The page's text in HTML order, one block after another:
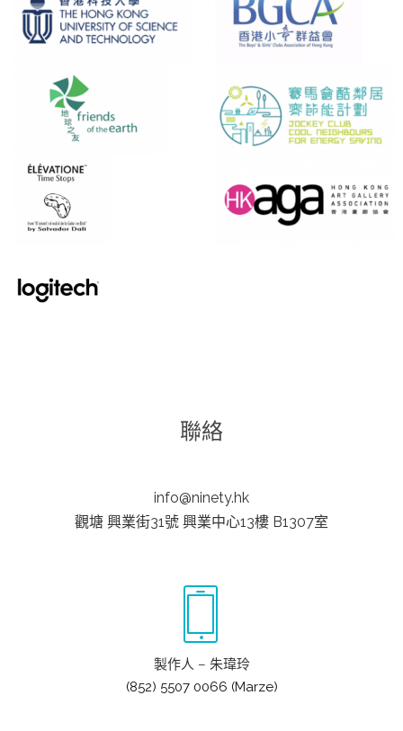
聯絡
info@ninety.hk
觀塘 興業街31號 興業中心13樓 B1307室
製作人 – 朱瑋玲
(852) 5507 0066 (Marze)